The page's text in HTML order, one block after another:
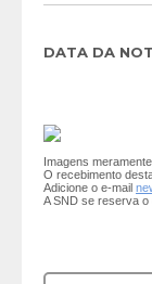
DATA DA
Imagens
O recebimento
Adicione o e-mail
A SND se reserva o